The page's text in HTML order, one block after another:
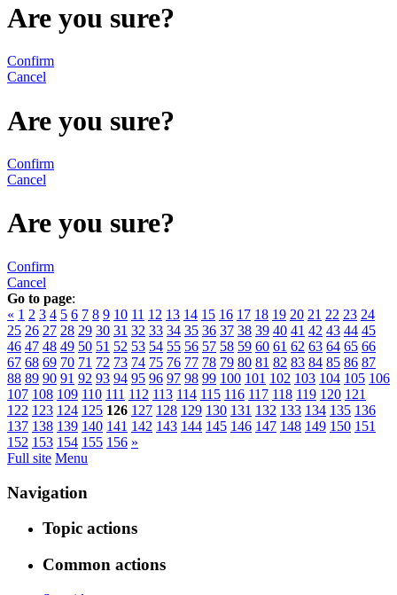
Are you sure?
Confirm
Cancel
Are you sure?
Confirm
Cancel
Are you sure?
Confirm
Cancel
Go to page:
« 1 2 3 4 5 6 7 8 9 10 11 12 13 14 15 16 17 18 19 20 21 22 23 24
25 26 27 28 29 30 31 32 33 34 35 36 37 38 39 40 41 42 43 44 45
46 47 48 49 50 51 52 53 54 55 56 57 58 59 60 61 62 63 64 65 66
67 68 69 70 71 72 73 74 75 76 77 78 79 80 81 82 83 84 85 86 87
88 89 90 91 92 93 94 95 96 97 98 99 100 101 102 103 104 105 106
107 108 109 110 111 112 113 114 115 116 117 118 119 120 121
122 123 124 125 126 127 128 129 130 131 132 133 134 135 136
137 138 139 140 141 142 143 144 145 146 147 148 149 150 151
152 153 154 155 156 »
Full site Menu
Navigation
Topic actions
Common actions